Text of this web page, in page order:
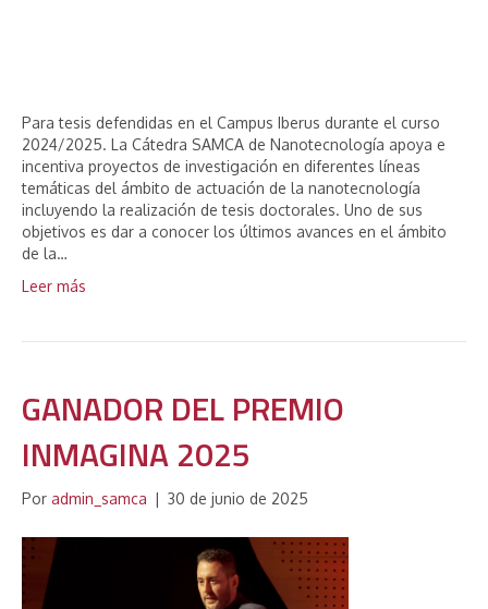
Para tesis defendidas en el Campus Iberus durante el curso
2024/2025. La Cátedra SAMCA de Nanotecnología apoya e
incentiva proyectos de investigación en diferentes líneas
temáticas del ámbito de actuación de la nanotecnología
incluyendo la realización de tesis doctorales. Uno de sus
objetivos es dar a conocer los últimos avances en el ámbito
de la…
Leer más
GANADOR DEL PREMIO
INMAGINA 2025
Por admin_samca | 30 de junio de 2025